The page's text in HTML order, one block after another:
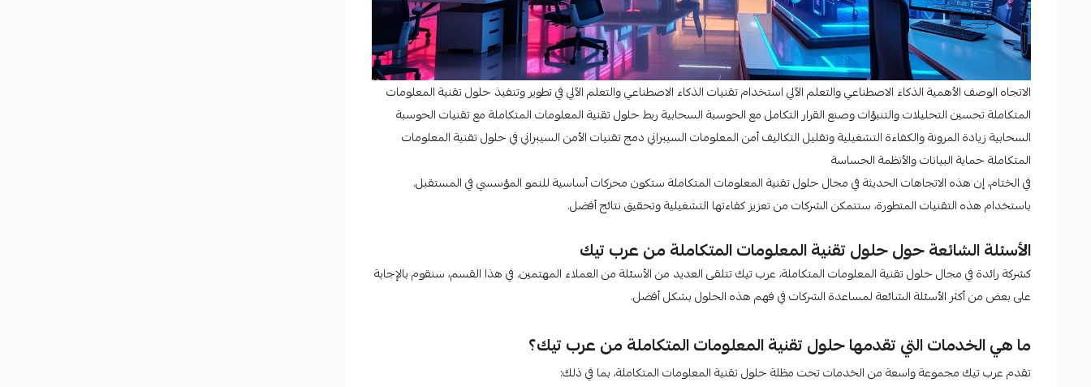
الاتجاه الوصف الأهمية الذكاء الاصطناعي والتعلم الآلي استخدام تقنيات الذكاء الاصطناعي والتعلم الآلي في تطوير وتنفيذ حلول تقنية المعلومات
المتكاملة تحسين التحليلات والتنبؤات وصنع القرار التكامل مع الحوسبة السحابية ربط حلول تقنية المعلومات المتكاملة مع تقنيات الحوسبة
السحابية زيادة المرونة والكفاءة التشغيلية وتقليل التكاليف أمن المعلومات السيبراني دمج تقنيات الأمن السيبراني في حلول تقنية المعلومات
المتكاملة حماية البيانات والأنظمة الحساسة
في الختام، إن هذه الاتجاهات الحديثة في مجال حلول تقنية المعلومات المتكاملة ستكون محركات أساسية للنمو المؤسسي في المستقبل.
باستخدام هذه التقنيات المتطورة، ستتمكن الشركات من تعزيز كفاءتها التشغيلية وتحقيق نتائج أفضل.
الأسئلة الشائعة حول حلول تقنية المعلومات المتكاملة من عرب تيك
كشركة رائدة في مجال حلول تقنية المعلومات المتكاملة، عرب تيك تتلقى العديد من الأسئلة من العملاء المهتمين. في هذا القسم، سنقوم بالإجابة
على بعض من أكثر الأسئلة الشائعة لمساعدة الشركات في فهم هذه الحلول بشكل أفضل.
ما هي الخدمات التي تقدمها حلول تقنية المعلومات المتكاملة من عرب تيك؟
تقدم عرب تيك مجموعة واسعة من الخدمات تحت مظلة حلول تقنية المعلومات المتكاملة، بما في ذلك: